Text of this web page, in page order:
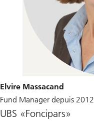
Elvire Massacand
Fund Manager depuis 2012
UBS «Foncipars»